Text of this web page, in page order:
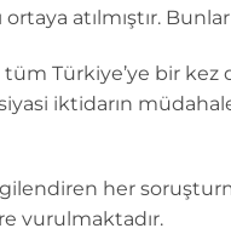
atılmıştır.
tüm Türkiye’ye bir
iktidarın
her
vurulmaktadır.